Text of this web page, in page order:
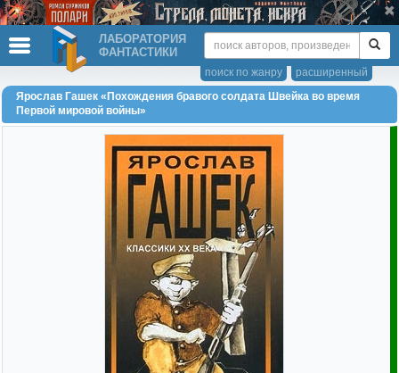
ЛАБОРАТОРИЯ
ФАНТАСТИКИ
расширенный
поиск по жанру
Ярослав Гашек «Похождения бравого солдата Швейка во время
Первой мировой войны»